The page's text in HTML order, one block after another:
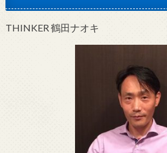
THINKER 鶴田ナオキ